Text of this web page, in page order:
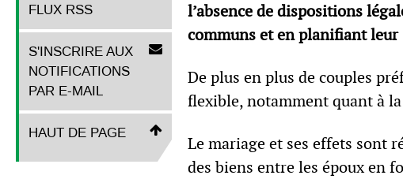
FLUX RSS
S'INSCRIRE AUX
NOTIFICATIONS
PAR E-MAIL
HAUT DE PAGE
l’absence de dispositions
communs et en planifiant
De plus en plus de couples
flexible, notamment quant à
Le mariage et ses effets sont
des biens entre les époux en